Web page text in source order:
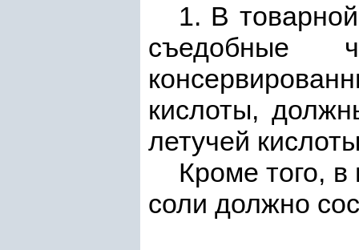
1. В
съедобные
кислоты,
летучей
Кроме того,
соли должно